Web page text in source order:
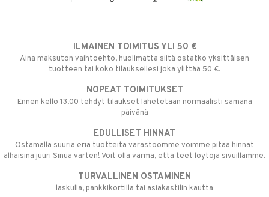
ILMAINEN TOIMITUS YLI 50 €
Aina maksuton vaihtoehto, huolimatta siitä ostatko yksittäisen
tuotteen tai koko tilauksellesi joka ylittää 50 €.
NOPEAT TOIMITUKSET
Ennen kello 13.00 tehdyt tilaukset lähetetään normaalisti samana
päivänä
EDULLISET HINNAT
Ostamalla suuria eriä tuotteita varastoomme voimme pitää hinnat
alhaisina juuri Sinua varten! Voit olla varma, että teet löytöjä sivuillamme.
TURVALLINEN OSTAMINEN
laskulla, pankkikortilla tai asiakastilin kautta